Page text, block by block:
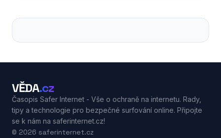
VĚDA.cz
Časopis Safer Internet - Vše o ochraně na internetu. Rady,
tipy a technologie pro bezpečné surfování online. Připojte
se k nám na saferinternet.cz!
© 2026 saferinternet.cz